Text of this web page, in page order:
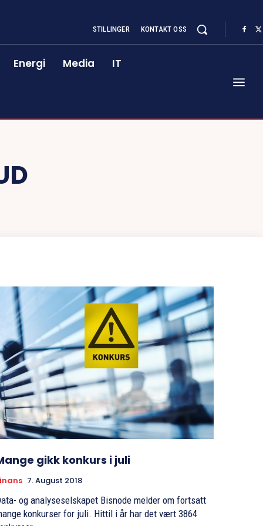
STILLINGER KONTAKT OSS
Energi Media IT
gikk konkurs i juli
7. August 2018
og analyseselskapet Bisnode melder om fortsatt
konkurser for juli. Hittil i år har det vært 3864